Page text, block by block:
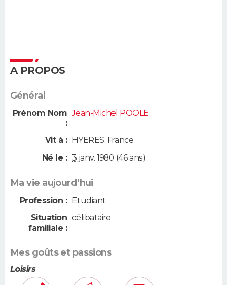
A PROPOS
Général
Prénom Nom
:
Jean-Michel POOLE
Vit à : HYERES, France
Né le : 3 janv. 1980 (46 ans)
Ma vie aujourd'hui
Profession : Etudiant
Situation
familiale :
célibataire
Mes goûts et passions
Loisirs